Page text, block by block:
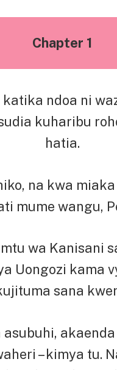
Chapter 1
ndoa ni
kuharibu
hatia.
na kwa
mume wangu,
wa Kanisani
Uongozi kama
sana
– kimya tu.